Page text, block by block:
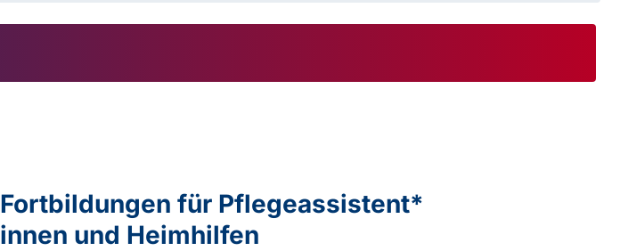
Fortbildungen für Pflegeassistent*
innen und Heimhilfen